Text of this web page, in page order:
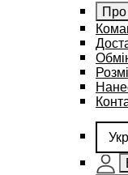
Укр